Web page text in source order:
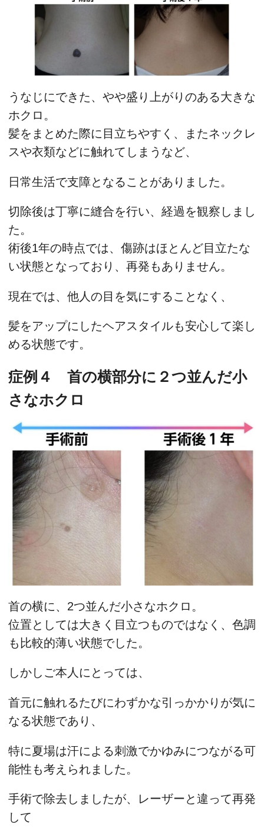
うなじにできた、やや盛り上がりのある大きな
ホクロ。
髪をまとめた際に目立ちやすく、またネックレ
スや衣類などに触れてしまうなど、
日常生活で支障となることがありました。
切除後は丁寧に縫合を行い、経過を観察しまし
た。
術後1年の時点では、傷跡はほとんど目立たな
い状態となっており、再発もありません。
現在では、他人の目を気にすることなく、
髪をアップにしたヘアスタイルも安心して楽し
める状態です。
症例４ 首の横部分に２つ並んだ小
さなホクロ
首の横に、2つ並んだ小さなホクロ。
位置としては大きく目立つものではなく、色調
も比較的薄い状態でした。
しかしご本人にとっては、
首元に触れるたびにわずかな引っかかりが気に
なる状態であり、
特に夏場は汗による刺激でかゆみにつながる可
能性も考えられました。
手術で除去しましたが、レーザーと違って再発
して